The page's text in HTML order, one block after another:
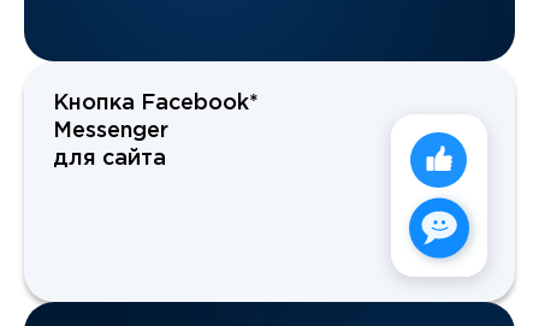
Кнопка Facebook*
Messenger
для сайта